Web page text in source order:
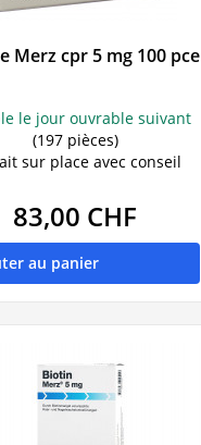
Merz cpr 5 mg 100 pce
le jour ouvrable suivant
(197 pièces)
sur place avec conseil
83,00 CHF
au panier